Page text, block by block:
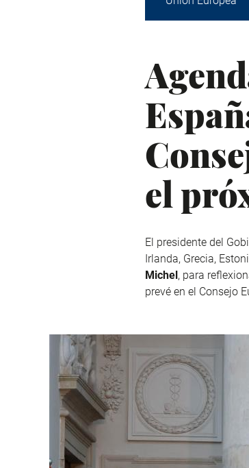
el
El presidente del
Irlanda, Grecia,
Michel, para
prevé en el Consejo